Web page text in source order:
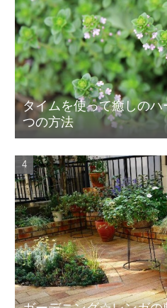
タイムを使って癒しの
つの方法